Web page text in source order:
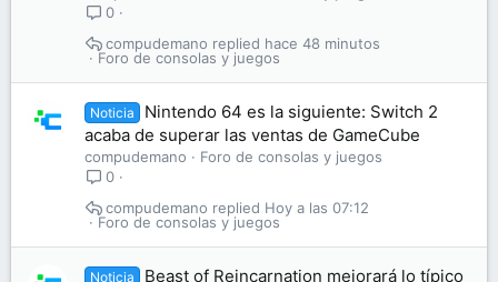
0
Foro de consolas y juegos
hace 48 minutos
compudemano
Noticia
Nintendo 64 es la siguiente: Switch 2
acaba de superar las ventas de GameCube
compudemano
Foro de consolas y juegos
0
Foro de consolas y juegos
Hoy a las 07:12
compudemano
Noticia
Beast of Reincarnation mejorará lo típico